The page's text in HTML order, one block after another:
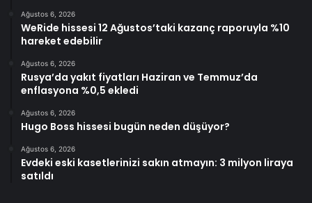
Ağustos 6, 2026
WeRide hissesi 12 Ağustos’taki kazanç raporuyla %10
hareket edebilir
Ağustos 6, 2026
Rusya’da yakıt fiyatları Haziran ve Temmuz’da
enflasyona %0,5 ekledi
Ağustos 6, 2026
Hugo Boss hissesi bugün neden düşüyor?
Ağustos 6, 2026
Evdeki eski kasetlerinizi sakın atmayın: 3 milyon liraya
satıldı